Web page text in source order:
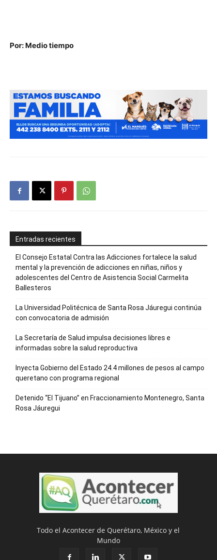
Por: Medio tiempo
Entradas recientes
El Consejo Estatal Contra las Adicciones fortalece la salud
mental y la prevención de adicciones en niñas, niños y
adolescentes del Centro de Asistencia Social Carmelita
Ballesteros
La Universidad Politécnica de Santa Rosa Jáuregui continúa
con convocatoria de admisión
La Secretaría de Salud impulsa decisiones libres e
informadas sobre la salud reproductiva
Inyecta Gobierno del Estado 24.4 millones de pesos al campo
queretano con programa regional
Detenido “El Tijuano” en Fraccionamiento Montenegro, Santa
Rosa Jáuregui
Todo el Acontecer de Querétaro, México y el
Mundo